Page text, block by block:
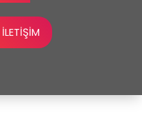
İLETİŞİM